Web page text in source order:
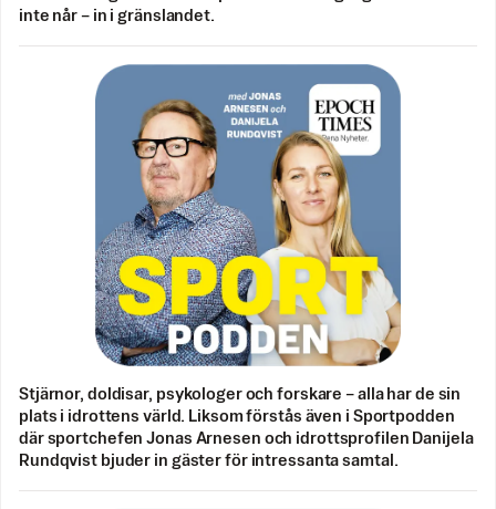
inte når – in i gränslandet.
Stjärnor, doldisar, psykologer och forskare – alla har de sin
plats i idrottens värld. Liksom förstås även i Sportpodden
där sportchefen Jonas Arnesen och idrottsprofilen Danijela
Rundqvist bjuder in gäster för intressanta samtal.